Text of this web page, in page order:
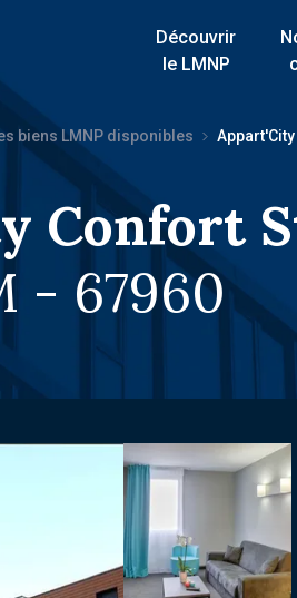
Découvrir
le LMNP
biens LMNP disponibles
Confort
- 67960